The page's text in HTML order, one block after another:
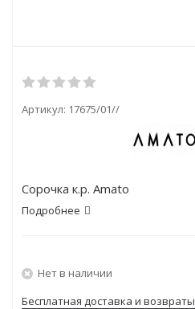
Артикул: 17675/01//
Сорочка к.р. Amato
Подробнее
Нет в наличии
Бесплатная доставка и возвраты